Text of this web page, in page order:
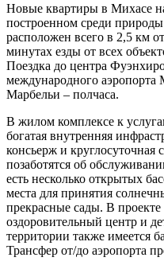
Новые квартиры в Михасе
построенном среди
расположен всего в 2,5 км
минутах езды от всех
Поездка до центра
международного аэропорта
Марбельи – полчаса.
В жилом комплексе к
богатая внутренняя
консьерж и круглосуточная
позаботятся об
есть несколько открытых
места для принятия
прекрасные сады. В
оздоровительный центр и
территории также имеется
Трансфер от/до аэропорта